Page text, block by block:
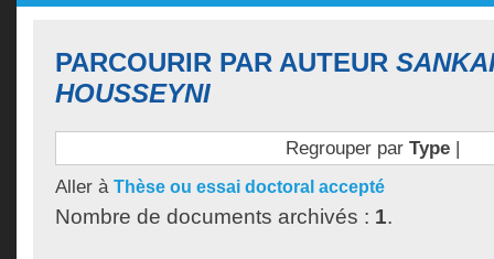
PARCOURIR PAR AUTEUR
HOUSSEYNI
Regrouper par Type|
Aller à Thèse ou essai doctoral accepté
Nombre de documents archivés : 1.